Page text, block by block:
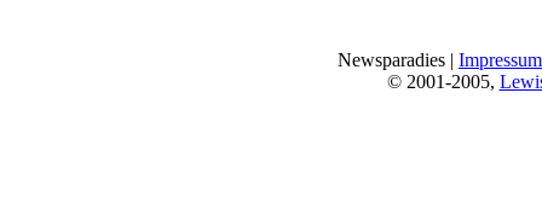
Newsparadies | Impressum
© 2001-2005,